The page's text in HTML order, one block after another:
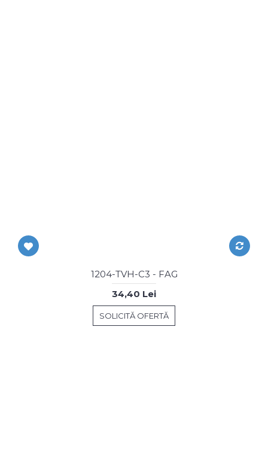
1204-TVH-C3 - FAG
34,40 Lei
SOLICITĂ OFERTĂ